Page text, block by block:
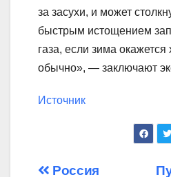
за засухи, и может
быстрым истощением
газа, если зима
обычно», — заключают
Источник
Россия